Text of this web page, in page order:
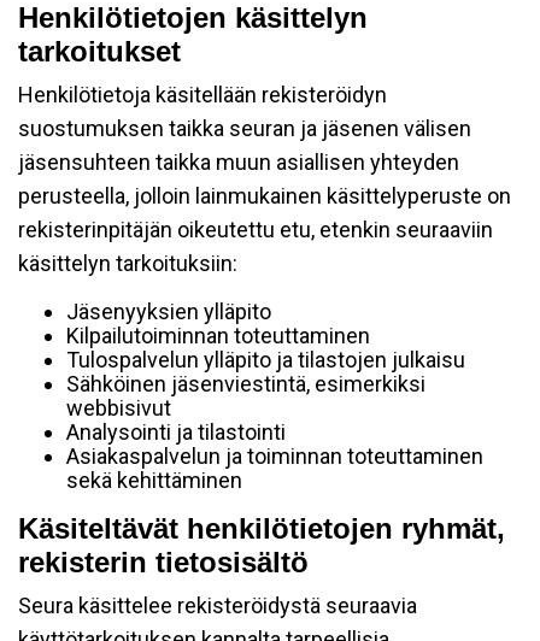
Henkilötietojen käsittelyn
tarkoitukset
Henkilötietoja käsitellään rekisteröidyn
suostumuksen taikka seuran ja jäsenen välisen
jäsensuhteen taikka muun asiallisen yhteyden
perusteella, jolloin lainmukainen käsittelyperuste on
rekisterinpitäjän oikeutettu etu, etenkin seuraaviin
käsittelyn tarkoituksiin:
Jäsenyyksien ylläpito
Kilpailutoiminnan toteuttaminen
Tulospalvelun ylläpito ja tilastojen julkaisu
Sähköinen jäsenviestintä, esimerkiksi
webbisivut
Analysointi ja tilastointi
Asiakaspalvelun ja toiminnan toteuttaminen
sekä kehittäminen
Käsiteltävät henkilötietojen ryhmät,
rekisterin tietosisältö
Seura käsittelee rekisteröidystä seuraavia